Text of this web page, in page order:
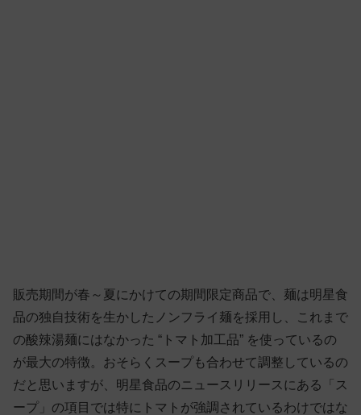
販売期間が春～夏にかけての期間限定商品で、麺は明星食
品の独自技術を生かしたノンフライ麺を採用し、これまで
の酸辣湯麺にはなかった “トマト加工品” を使っているの
が最大の特徴。おそらくスープも合わせて調整しているの
だと思いますが、明星食品のニュースリリースにある「ス
ープ」の項目では特にトマトが強調されているわけではな